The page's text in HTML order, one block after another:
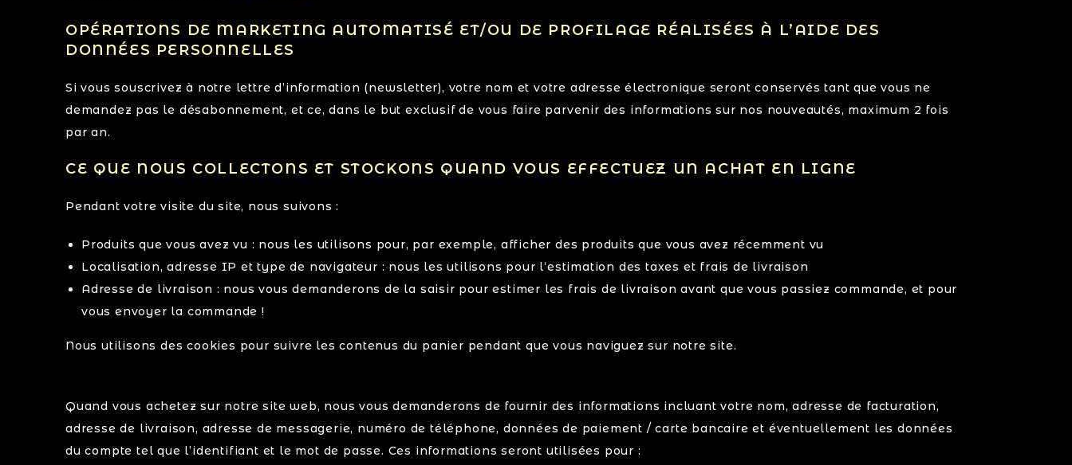
OPÉRATIONS DE MARKETING AUTOMATISÉ ET/OU DE PROFILAGE RÉALISÉES À L’AIDE DES
DONNÉES PERSONNELLES
Si vous souscrivez à notre lettre d’information (newsletter), votre nom et votre adresse électronique seront conservés tant que vous ne
demandez pas le désabonnement, et ce, dans le but exclusif de vous faire parvenir des informations sur nos nouveautés, maximum 2 fois
par an.
CE QUE NOUS COLLECTONS ET STOCKONS QUAND VOUS EFFECTUEZ UN ACHAT EN LIGNE
Pendant votre visite du site, nous suivons :
Produits que vous avez vu : nous les utilisons pour, par exemple, afficher des produits que vous avez récemment vu
Localisation, adresse IP et type de navigateur : nous les utilisons pour l‘estimation des taxes et frais de livraison
Adresse de livraison : nous vous demanderons de la saisir pour estimer les frais de livraison avant que vous passiez commande, et pour
vous envoyer la commande !
Nous utilisons des cookies pour suivre les contenus du panier pendant que vous naviguez sur notre site.
Quand vous achetez sur notre site web, nous vous demanderons de fournir des informations incluant votre nom, adresse de facturation,
adresse de livraison, adresse de messagerie, numéro de téléphone, données de paiement / carte bancaire et éventuellement les données
du compte tel que l’identifiant et le mot de passe. Ces informations seront utilisées pour :